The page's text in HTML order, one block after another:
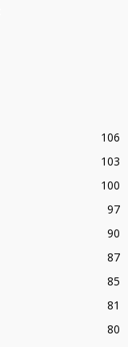
106
103
100
97
90
87
85
81
80